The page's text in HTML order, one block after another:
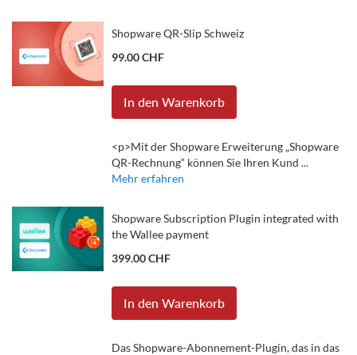
Shopware QR-Slip Schweiz
99.00 CHF
In den Warenkorb
<p>Mit der Shopware Erweiterung „Shopware
QR-Rechnung“ können Sie Ihren Kund ...
Mehr erfahren
Shopware Subscription Plugin integrated with
the Wallee payment
399.00 CHF
In den Warenkorb
Das Shopware-Abonnement-Plugin, das in das